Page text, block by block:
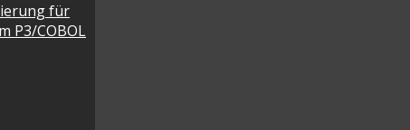
für
P3/COBOL